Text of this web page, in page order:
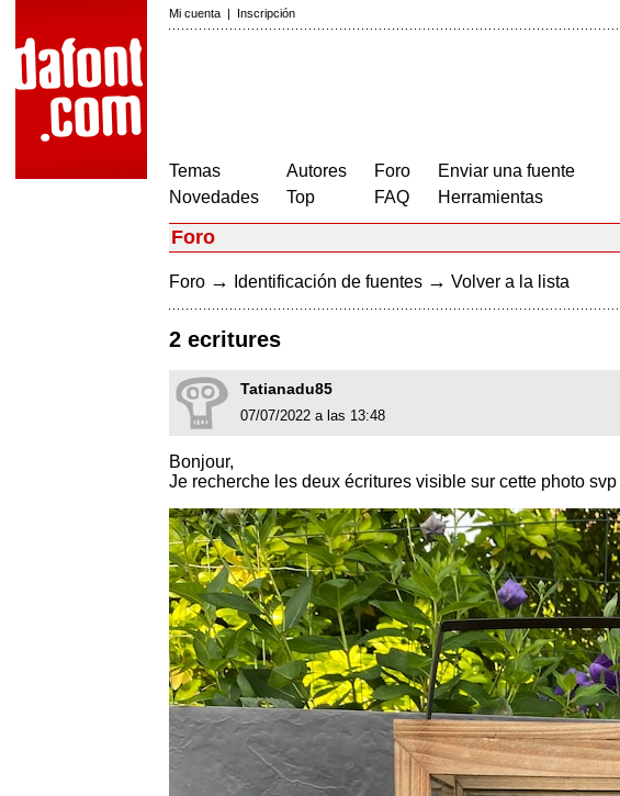
Mi cuenta | Inscripción
Temas
Novedades
Autores
Top
Foro
FAQ
Enviar una fuente
Herramientas
Foro
Foro → Identificación de fuentes → Volver a la lista
2 ecritures
Tatianadu85
07/07/2022 a las 13:48
Bonjour,
Je recherche les deux écritures visible sur cette photo svp